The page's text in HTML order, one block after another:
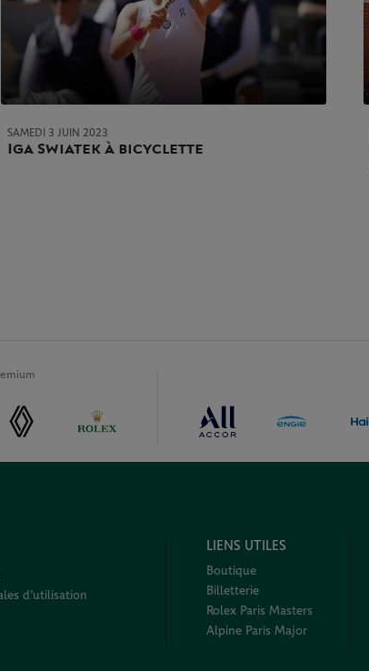
SAMEDI 3 JUIN 2023
Iga Swiatek à bicyclette
d'utilisation
LIENS UTILES
Boutique
Billetterie
Rolex Paris Masters
Alpine Paris Major